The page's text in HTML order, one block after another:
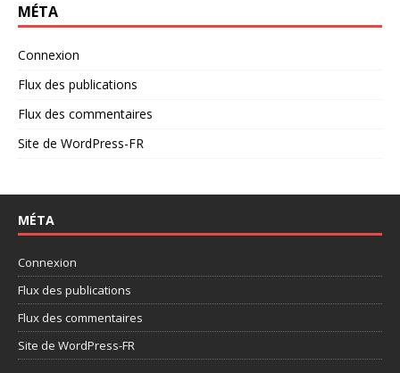
MÉTA
Connexion
Flux des publications
Flux des commentaires
Site de WordPress-FR
MÉTA
Connexion
Flux des publications
Flux des commentaires
Site de WordPress-FR